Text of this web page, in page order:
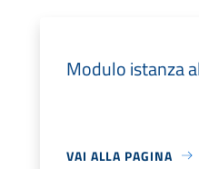
Modulo istanza
VAI ALLA PAGINA